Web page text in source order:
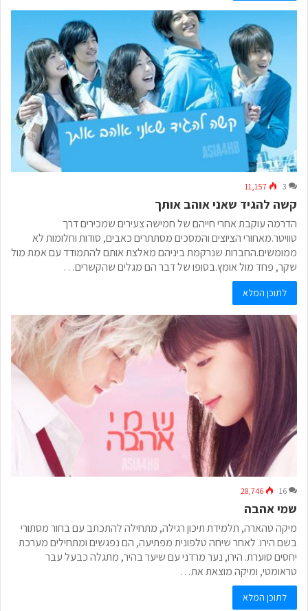
3
11,157
קשה להגיד שאני אוהב אותך
הדרמה עוקבת אחרי חייהם של חמישה צעירים שמכירים דרך
טוויטר.מאחורי הציוצים והמסכים מסתתרים כאבים, סודות וחלומות לא
ממומשים.החברות שנרקמת ביניהם מאלצת אותם להתמודד עם אמת מול
שקר, פחד מול אומץ.בסופו של דבר הם מגלים שהקשרים…
לתוכן המלא
16
28,746
שמי אהבה
מיקה טהארה, תלמידת תיכון רגילה, מתחילה להתכתב עם בחור מסתורי
בשם הירו. לאחר שיחה טלפונית מפתיעה, הם נפגשים ומתחילים מערכת
יחסים סוערת. הירו, נער מרדני עם שיער בהיר, מתגלה כבעל עבר
טראומטי, ומיקה מוצאת את…
לתוכן המלא